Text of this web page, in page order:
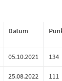
Datum
05.10.2021 134
25.08.2022 111